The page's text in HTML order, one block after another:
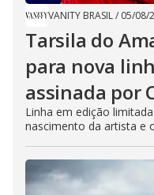
VANITY BRASIL/ 05/08/
Tarsila do
para nova
assinada por
Linha em edição
nascimento da artista e